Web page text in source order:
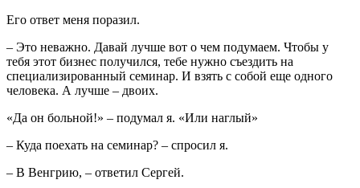
Его ответ меня поразил.
– Это неважно. Давай лучше вот о чем подумаем. Чтобы у
тебя этот бизнес получился, тебе нужно съездить на
специализированный семинар. И взять с собой еще одного
человека. А лучше – двоих.
«Да он больной!» – подумал я. «Или наглый»
– Куда поехать на семинар? – спросил я.
– В Венгрию, – ответил Сергей.